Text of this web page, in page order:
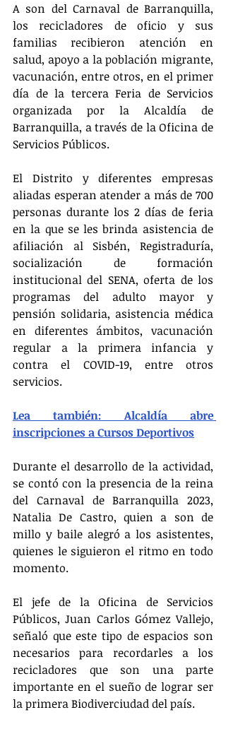
A son del Carnaval de Barranquilla,
los recicladores de oficio y sus
familias recibieron atención en
salud, apoyo a la población migrante,
vacunación, entre otros, en el primer
día de la tercera Feria de Servicios
organizada por la Alcaldía de
Barranquilla, a través de la Oficina de
Servicios Públicos.
El Distrito y diferentes empresas
aliadas esperan atender a más de 700
personas durante los 2 días de feria
en la que se les brinda asistencia de
afiliación al Sisbén, Registraduría,
socialización de formación
institucional del SENA, oferta de los
programas del adulto mayor y
pensión solidaria, asistencia médica
en diferentes ámbitos, vacunación
regular a la primera infancia y
contra el COVID-19, entre otros
servicios.
Lea también: Alcaldía abre
inscripciones a Cursos Deportivos
Durante el desarrollo de la actividad,
se contó con la presencia de la reina
del Carnaval de Barranquilla 2023,
Natalia De Castro, quien a son de
millo y baile alegró a los asistentes,
quienes le siguieron el ritmo en todo
momento.
El jefe de la Oficina de Servicios
Públicos, Juan Carlos Gómez Vallejo,
señaló que este tipo de espacios son
necesarios para recordarles a los
recicladores que son una parte
importante en el sueño de lograr ser
la primera Biodiverciudad del país.